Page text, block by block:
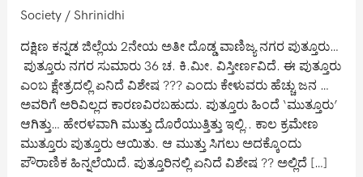
Society/ Shrinidhi
ದಕ್ಷಿಣ ಕನ್ನಡ ಜಿಲ್ಲೆಯ 2ನೇಯ ಅತೀ ದೊಡ್ಡ ವಾಣಿಜ್ಯ ನಗರ ಪುತ್ತೂರು…
ಪುತ್ತೂರು ನಗರ ಸುಮಾರು 36 ಚ. ಕಿ.ಮೀ. ವಿಸ್ತೀರ್ಣವಿದೆ. ಈ ಪುತ್ತೂರು
ಎಂಬ ಕ್ಷೇತ್ರದಲ್ಲಿ ಏನಿದೆ ವಿಶೇಷ ??? ಎಂದು ಕೇಳುವರು ಹೆಚ್ಚು ಜನ …
ಅವರಿಗೆ ಅರಿವಿಲ್ಲದ ಕಾರಣವಿರಬಹುದು. ಪುತ್ತೂರು ಹಿಂದೆ ‘ಮುತ್ತೂರು’
ಆಗಿತ್ತು… ಹೇರಳವಾಗಿ ಮುತ್ತು ದೊರೆಯುತ್ತಿತ್ತು ಇಲ್ಲಿ.. ಕಾಲ ಕ್ರಮೇಣ
ಮುತ್ತೂರು ಪುತ್ತೂರು ಆಯಿತು. ಆ ಮುತ್ತು ಸಿಗಲು ಅದಕ್ಕೊಂದು
ಪೌರಾಣಿಕ ಹಿನ್ನಲೆಯಿದೆ. ಪುತ್ತೂರಿನಲ್ಲಿ ಏನಿದೆ ವಿಶೇಷ ?? ಅಲ್ಲಿದೆ […]